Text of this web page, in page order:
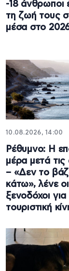
-18 άνθρωποι
τη ζωή τους
μέσα στο
10.08.2026, 14:00
Ρέθυμνο: Η
μέρα μετά τις
– «Δεν το
κάτω», λένε οι
ξενοδόχοι για
τουριστική